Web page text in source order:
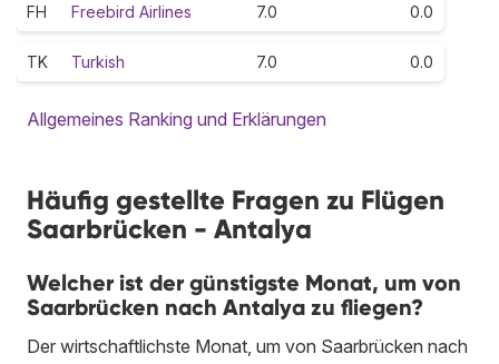
FH Freebird Airlines 7.0 0.0
TK Turkish 7.0 0.0
Allgemeines Ranking und Erklärungen
Häufig gestellte Fragen zu Flügen
Saarbrücken - Antalya
Welcher ist der günstigste Monat, um von
Saarbrücken nach Antalya zu fliegen?
Der wirtschaftlichste Monat, um von Saarbrücken nach